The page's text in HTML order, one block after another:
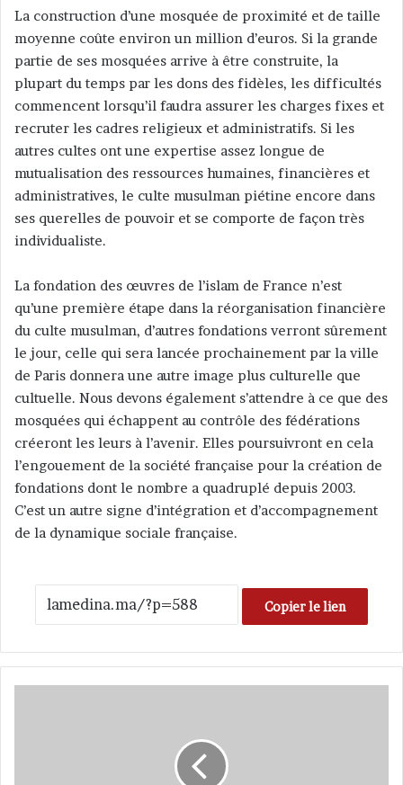
La construction d’une mosquée de proximité et de taille
moyenne coûte environ un million d’euros. Si la grande
partie de ses mosquées arrive à être construite, la
plupart du temps par les dons des fidèles, les difficultés
commencent lorsqu’il faudra assurer les charges fixes et
recruter les cadres religieux et administratifs. Si les
autres cultes ont une expertise assez longue de
mutualisation des ressources humaines, financières et
administratives, le culte musulman piétine encore dans
ses querelles de pouvoir et se comporte de façon très
individualiste.
La fondation des œuvres de l’islam de France n’est
qu’une première étape dans la réorganisation financière
du culte musulman, d’autres fondations verront sûrement
le jour, celle qui sera lancée prochainement par la ville
de Paris donnera une autre image plus culturelle que
cultuelle. Nous devons également s’attendre à ce que des
mosquées qui échappent au contrôle des fédérations
créeront les leurs à l’avenir. Elles poursuivront en cela
l’engouement de la société française pour la création de
fondations dont le nombre a quadruplé depuis 2003.
C’est un autre signe d’intégration et d’accompagnement
de la dynamique sociale française.
Copier le lien